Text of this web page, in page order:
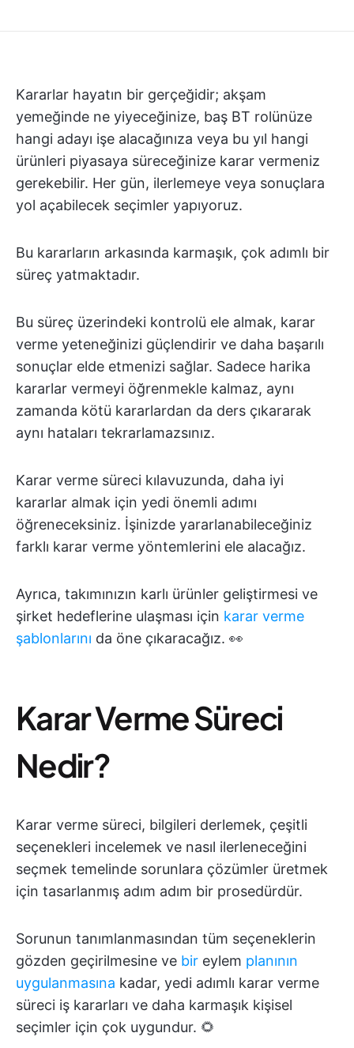
Kararlar hayatın bir gerçeğidir; akşam
yemeğinde ne yiyeceğinize, baş BT rolünüze
hangi adayı işe alacağınıza veya bu yıl hangi
ürünleri piyasaya süreceğinize karar vermeniz
gerekebilir. Her gün, ilerlemeye veya sonuçlara
yol açabilecek seçimler yapıyoruz.
Bu kararların arkasında karmaşık, çok adımlı bir
süreç yatmaktadır.
Bu süreç üzerindeki kontrolü ele almak, karar
verme yeteneğinizi güçlendirir ve daha başarılı
sonuçlar elde etmenizi sağlar. Sadece harika
kararlar vermeyi öğrenmekle kalmaz, aynı
zamanda kötü kararlardan da ders çıkararak
aynı hataları tekrarlamazsınız.
Karar verme süreci kılavuzunda, daha iyi
kararlar almak için yedi önemli adımı
öğreneceksiniz. İşinizde yararlanabileceğiniz
farklı karar verme yöntemlerini ele alacağız.
Ayrıca, takımınızın karlı ürünler geliştirmesi ve
şirket hedeflerine ulaşması için karar verme
şablonlarını da öne çıkaracağız. 👀
Karar Verme Süreci
Nedir?
Karar verme süreci, bilgileri derlemek, çeşitli
seçenekleri incelemek ve nasıl ilerleneceğini
seçmek temelinde sorunlara çözümler üretmek
için tasarlanmış adım adım bir prosedürdür.
Sorunun tanımlanmasından tüm seçeneklerin
gözden geçirilmesine ve bir eylem planının
uygulanmasına kadar, yedi adımlı karar verme
süreci iş kararları ve daha karmaşık kişisel
seçimler için çok uygundur. 🌻